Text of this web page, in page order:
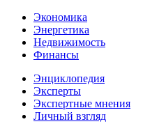
Экономика
Энергетика
Недвижимость
Финансы
Энциклопедия
Эксперты
Экспертные мнения
Личный взгляд